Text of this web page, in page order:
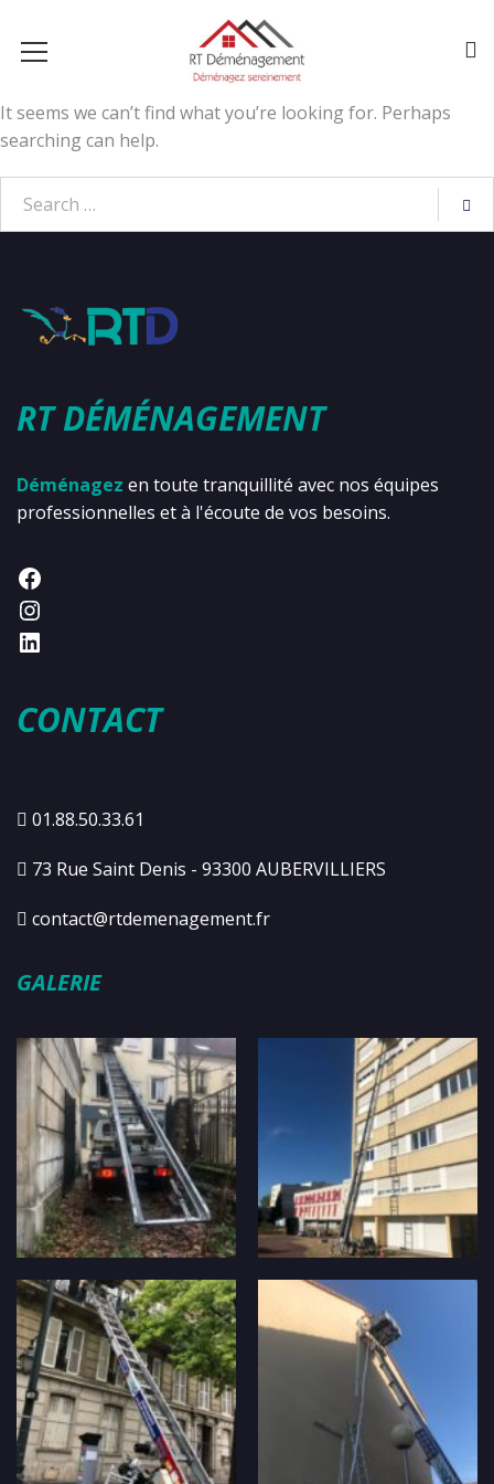
It seems we can’t find what you’re looking for. Perhaps
searching can help.
RT DÉMÉNAGEMENT
Déménagez en toute tranquillité avec nos équipes
professionnelles et à l'écoute de vos besoins.
CONTACT
01.88.50.33.61
73 Rue Saint Denis - 93300 AUBERVILLIERS
contact@rtdemenagement.fr
GALERIE